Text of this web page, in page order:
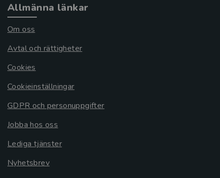
Allmänna länkar
Om oss
Avtal och rättigheter
Cookies
Cookieinställningar
GDPR och personuppgifter
Jobba hos oss
Lediga tjänster
Nyhetsbrev